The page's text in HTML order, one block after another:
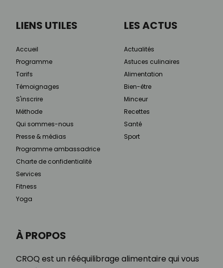
À PROPOS
CROQ est un rééquilibrage alimentaire qui vous
LIENS UTILES
Accueil
Programme
Tarifs
Témoignages
S'inscrire
Méthode
Qui sommes-nous
Presse & médias
Programme ambassadrice
Charte de confidentialité
Services
Fitness
Yoga
LES ACTUS
Actualités
Astuces culinaires
Alimentation
Bien-être
Minceur
Recettes
Santé
Sport